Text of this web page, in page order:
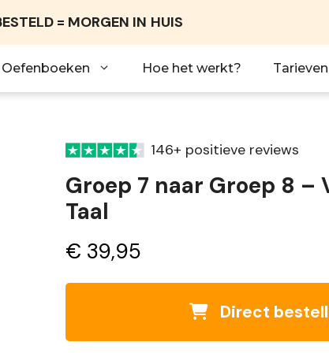
= MORGEN IN HUIS
Oefenboeken Hoe het werkt? Tarieven
146+ positieve reviews
Groep 7 naar Groep 8 –
Taal
€ 39,95
Direct